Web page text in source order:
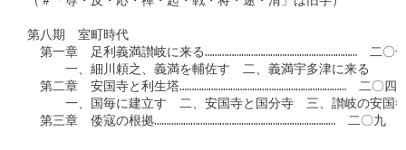
第八期　室町時代
第一章　足利義満讃岐に来る………………………………………………………　二〇
一、細川頼之、義満を輔佐す　二、義満宇多津に来る
第二章　安国寺と利生塔……………………………………………………………　二〇四
一、国毎に建立す　二、安国寺と国分寺　三、讃岐の安国
第三章　倭寇の根拠…………………………………………………………………　二〇九